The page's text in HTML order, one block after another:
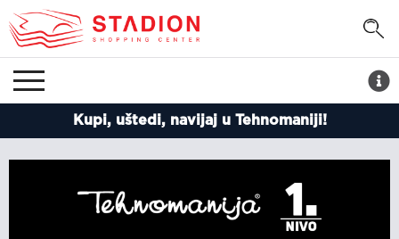
Kupi, uštedi, navijaj u Tehnomaniji!